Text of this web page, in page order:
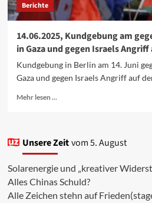
Berichte
14.06.2025, Kundgebung am
in Gaza und gegen Israels
Kundgebung in Berlin am 14. Juni
Gaza und gegen Israels Angriff auf
Mehr lesen ...
Kundgebung
am
Israels
Völkermord
in
Unsere Zeit vom 5. August
Solarenergie und „kreativer
Alles Chinas Schuld?
Alle Zeichen stehn auf